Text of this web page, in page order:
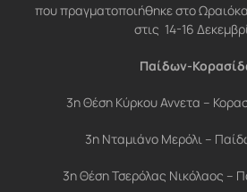
που πραγματοποιήθηκε στο
στις 14-16
Παίδων-
3η Θέση Κύρκου Αννετα –
3η Νταμιάνο Μερόλι –
3η Θέση Τσερόλας Νικόλαος –